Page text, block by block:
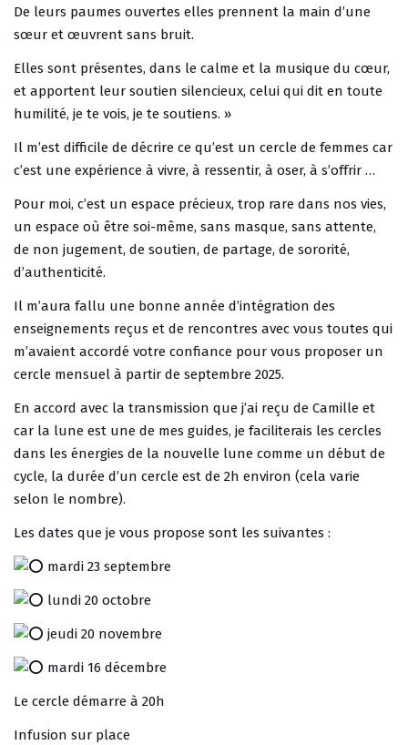
De leurs paumes ouvertes elles prennent la main d’une
sœur et œuvrent sans bruit.
Elles sont présentes, dans le calme et la musique du cœur,
et apportent leur soutien silencieux, celui qui dit en toute
humilité, je te vois, je te soutiens. »
Il m’est difficile de décrire ce qu’est un cercle de femmes car
c’est une expérience à vivre, à ressentir, à oser, à s’offrir …
Pour moi, c’est un espace précieux, trop rare dans nos vies,
un espace où être soi-même, sans masque, sans attente,
de non jugement, de soutien, de partage, de sororité,
d’authenticité.
Il m’aura fallu une bonne année d’intégration des
enseignements reçus et de rencontres avec vous toutes qui
m’avaient accordé votre confiance pour vous proposer un
cercle mensuel à partir de septembre 2025.
En accord avec la transmission que j’ai reçu de Camille et
car la lune est une de mes guides, je faciliterais les cercles
dans les énergies de la nouvelle lune comme un début de
cycle, la durée d’un cercle est de 2h environ (cela varie
selon le nombre).
Les dates que je vous propose sont les suivantes :
mardi 23 septembre
lundi 20 octobre
jeudi 20 novembre
mardi 16 décembre
Le cercle démarre à 20h
Infusion sur place